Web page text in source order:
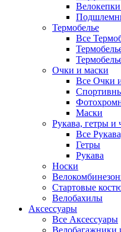
Термобелье
Все
Очки и маски
Все Очки
Маски
Рукава, гетры и
Все
Гетры
Рукава
Носки
Стартовые
Велобахилы
Аксессуары
Все Аксессуары
Велобагажники